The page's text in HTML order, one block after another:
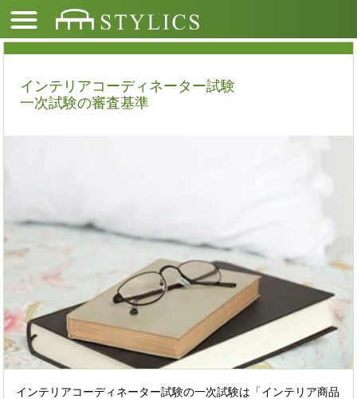
インテリアコーディネーター試験
一次試験の審査基準
インテリアコーディネーター試験の一次試験は「インテリア商品